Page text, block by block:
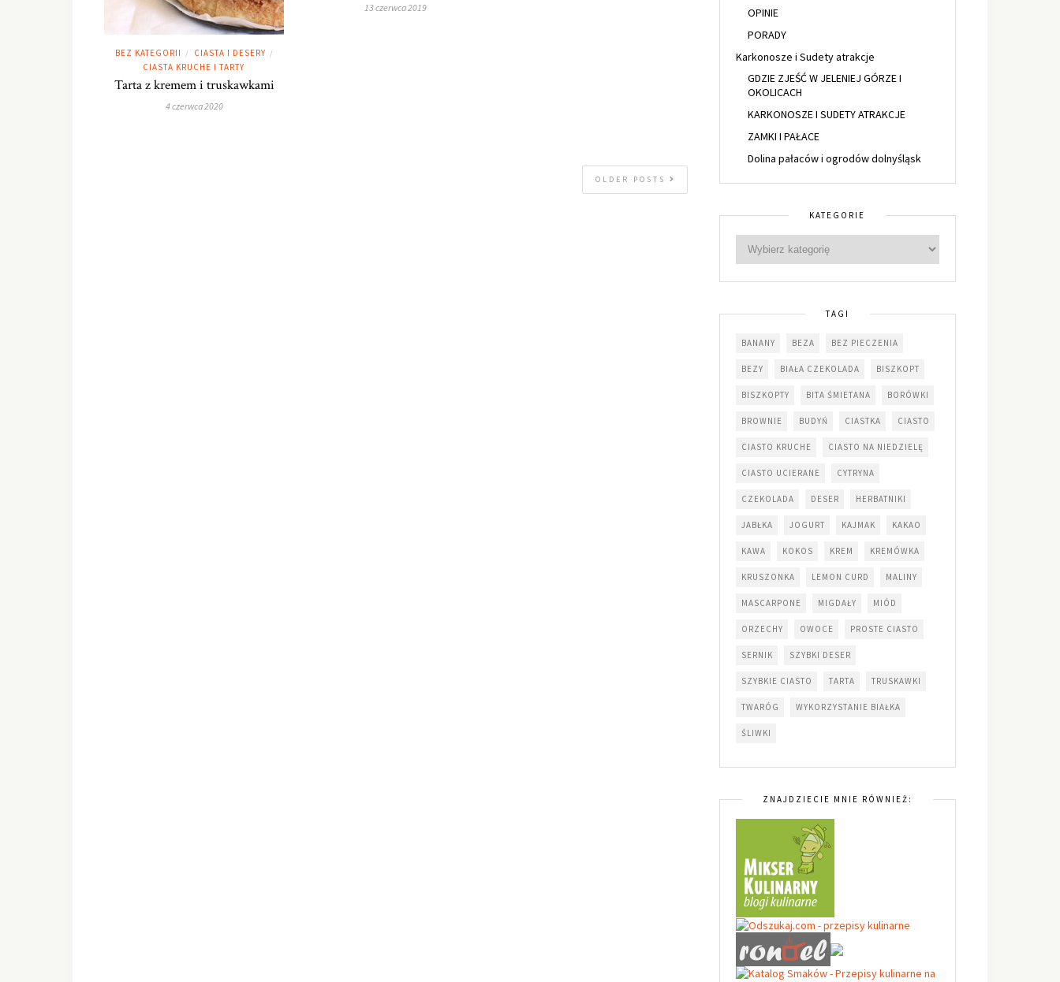
BEZ KATEGORII / CIASTA I DESERY /
CIASTA KRUCHE I TARTY
Tarta z kremem i truskawkami
4 czerwca 2020
13 czerwca 2019
OLDER POSTS
OPINIE
PORADY
Karkonosze i Sudety atrakcje
GDZIE ZJEŚĆ W JELENIEJ GÓRZE I
OKOLICACH
KARKONOSZE I SUDETY ATRAKCJE
ZAMKI I PAŁACE
Dolina pałaców i ogrodów dolnyśląsk
KATEGORIE
TAGI
BANANY BEZA BEZ PIECZENIA
BEZY BIAŁA CZEKOLADA BISZKOPT
BISZKOPTY BITA ŚMIETANA BORÓWKI
BROWNIE BUDYŃ CIASTKA CIASTO
CIASTO KRUCHE CIASTO NA NIEDZIELĘ
CIASTO UCIERANE CYTRYNA
CZEKOLADA DESER HERBATNIKI
JABŁKA JOGURT KAJMAK KAKAO
KAWA KOKOS KREM KREMÓWKA
KRUSZONKA LEMON CURD MALINY
MASCARPONE MIGDAŁY MIÓD
ORZECHY OWOCE PROSTE CIASTO
SERNIK SZYBKI DESER
SZYBKIE CIASTO TARTA TRUSKAWKI
TWARÓG WYKORZYSTANIE BIAŁKA
ŚLIWKI
ZNAJDZIECIE MNIE RÓWNIEŻ: